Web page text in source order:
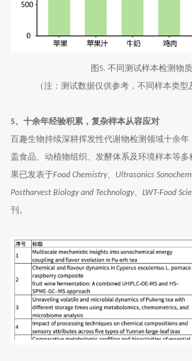
图5. 不同测试样本检测物
（注：测试数据仅供参考，不同样本类型
5、十余年经验积累，复杂样本从容应对
百趣生物持续深耕挥发性代谢物检测领域十余
盖食品、动植物组织、发酵体系及环境样本等
果已发表于Food Chemistry、 Ultrasonics
Postharvest Biology and Technology、 LWT-Food
刊。